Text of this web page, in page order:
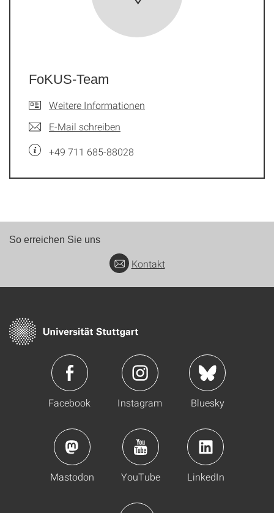
FoKUS-Team
Weitere Informationen
E-Mail schreiben
+49 711 685-88028
So erreichen Sie uns
Kontakt
Facebook Instagram Bluesky
Mastodon YouTube LinkedIn